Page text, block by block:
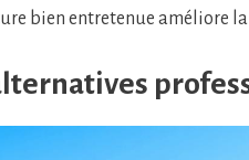
bien entretenue améliore